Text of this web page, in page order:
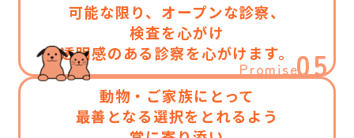
可能な限り、オープンな診察、
検査を心がけ
透明感のある診察を心がけます。
Promise05
動物・ご家族にとって
最善となる選択をとれるよう